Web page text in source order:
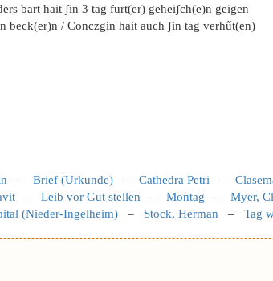
bart hait ʃin 3 tag furt(er) geheiʃch(e)n geigen
beck(er)n / Conczgin hait auch ʃin tag verhűt(en)
– Brief (Urkunde) – Cathedra Petri –
– Leib vor Gut stellen – Montag – Myer,
(Nieder-Ingelheim) – Stock, Herman – Tag